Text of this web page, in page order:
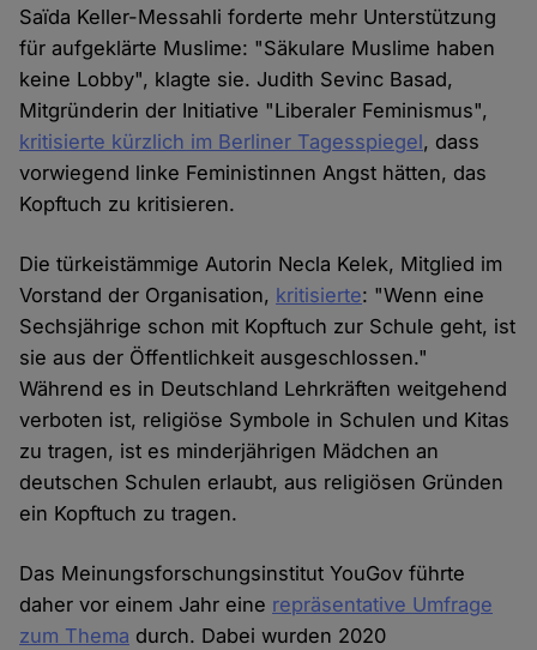
Saïda Keller-Messahli forderte mehr Unterstützung
für aufgeklärte Muslime: "Säkulare Muslime haben
keine Lobby", klagte sie. Judith Sevinc Basad,
Mitgründerin der Initiative "Liberaler Feminismus",
kritisierte kürzlich im Berliner Tagesspiegel, dass
vorwiegend linke Feministinnen Angst hätten, das
Kopftuch zu kritisieren.
Die türkeistämmige Autorin Necla Kelek, Mitglied im
Vorstand der Organisation, kritisierte: "Wenn eine
Sechsjährige schon mit Kopftuch zur Schule geht, ist
sie aus der Öffentlichkeit ausgeschlossen."
Während es in Deutschland Lehrkräften weitgehend
verboten ist, religiöse Symbole in Schulen und Kitas
zu tragen, ist es minderjährigen Mädchen an
deutschen Schulen erlaubt, aus religiösen Gründen
ein Kopftuch zu tragen.
Das Meinungsforschungsinstitut YouGov führte
daher vor einem Jahr eine repräsentative Umfrage
zum Thema durch. Dabei wurden 2020